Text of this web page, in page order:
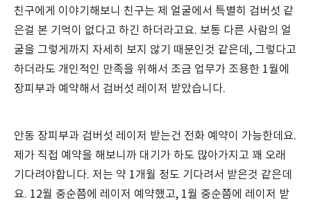
친구에게 이야기해보니 친구는 제 얼굴에서 특별히 검버섯 같
은걸 본 기억이 없다고 하긴 하더라고요. 보통 다른 사람의 얼
굴을 그렇게까지 자세히 보지 않기 때문인것 같은데, 그렇다고
하더라도 개인적인 만족을 위해서 조금 업무가 조용한 1월에
장피부과 예약해서 검버섯 레이저 받았습니다.
안동 장피부과 검버섯 레이저 받는건 전화 예약이 가능한데요.
제가 직접 예약을 해보니까 대기가 하도 많아가지고 꽤 오래
기다려야합니다. 저는 약 1개월 정도 기다려서 받은것 같은데
요. 12월 중순쯤에 레이저 예약했고, 1월 중순쯤에 레이저 받